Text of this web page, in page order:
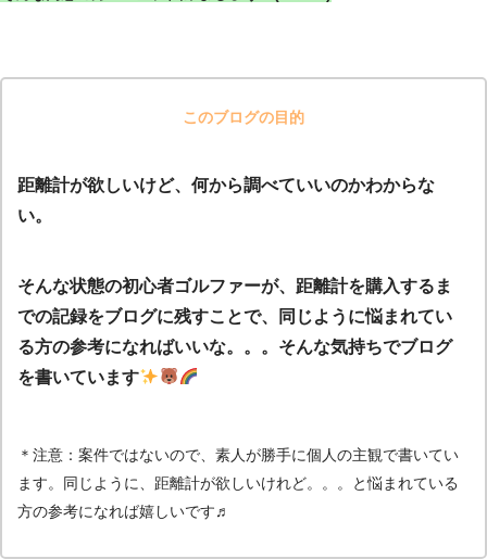
このブログの目的
距離計が欲しいけど、何から調べていいのかわからな
い。
そんな状態の初心者ゴルファーが、距離計を購入するま
での記録をブログに残すことで、同じように悩まれてい
る方の参考になればいいな。。。そんな気持ちでブログ
を書いています
＊注意：案件ではないので、素人が勝手に個人の主観で書いてい
ます。同じように、距離計が欲しいけれど。。。と悩まれている
方の参考になれば嬉しいです♬